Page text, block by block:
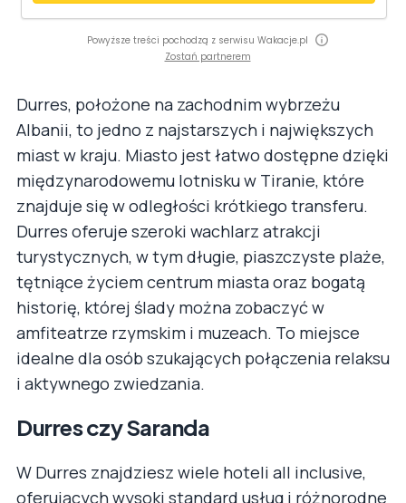
Powyższe treści pochodzą z serwisu Wakacje.pl
Zostań partnerem
Durres, położone na zachodnim wybrzeżu
Albanii, to jedno z najstarszych i największych
miast w kraju. Miasto jest łatwo dostępne dzięki
międzynarodowemu lotnisku w Tiranie, które
znajduje się w odległości krótkiego transferu.
Durres oferuje szeroki wachlarz atrakcji
turystycznych, w tym długie, piaszczyste plaże,
tętniące życiem centrum miasta oraz bogatą
historię, której ślady można zobaczyć w
amfiteatrze rzymskim i muzeach. To miejsce
idealne dla osób szukających połączenia relaksu
i aktywnego zwiedzania.
Durres czy Saranda
W Durres znajdziesz wiele hoteli all inclusive,
oferujących wysoki standard usług i różnorodne